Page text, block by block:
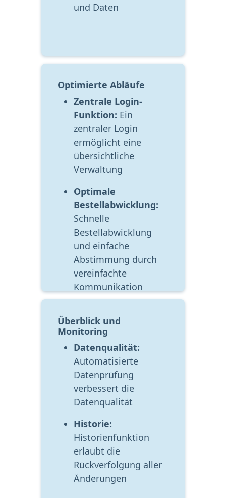
und Daten
Optimierte Abläufe
Zentrale Login-
Funktion: Ein
zentraler Login
ermöglicht eine
übersichtliche
Verwaltung
Optimale
Bestellabwicklung:
Schnelle
Bestellabwicklung
und einfache
Abstimmung durch
vereinfachte
Kommunikation
Überblick und
Monitoring
Datenqualität:
Automatisierte
Datenprüfung
verbessert die
Datenqualität
Historie:
Historienfunktion
erlaubt die
Rückverfolgung aller
Änderungen